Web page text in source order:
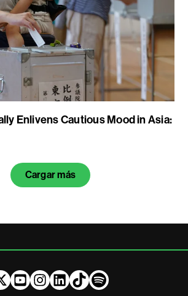
Enlivens Cautious Mood in Asia:
Cargar más